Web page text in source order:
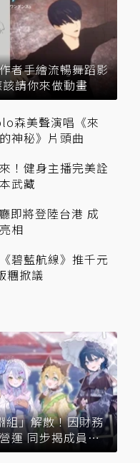
者手繪流暢舞蹈影
請你來做動畫
森美聲演唱《來
神秘》片頭曲
！健身主播完美詮
武藏
即將登陸台港 成
相
碧藍航線》推千元
糰掀議
組」解散！因財務
運 同步揭成員未